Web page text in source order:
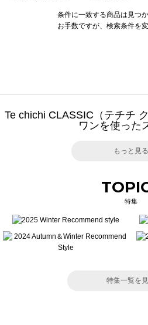
条件に一致する商品は見つ
お手数ですが、検索条件を
Te chichi CLASSIC（テチチ
ワンを使った
もっと見る
特集
特集一覧を